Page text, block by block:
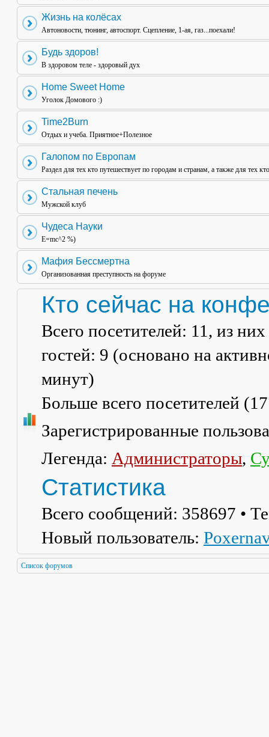
Жизнь на колёсах
Автоновости, тюнинг, автоспорт. Сцепление, 1-ая, газ...поехали!
Будь здоров!
В здоровом теле - здоровый дух
Home Sweet Home
Уголок Домового :)
Time2Burn
Отдых и учеба. Приятное+Полезное
Галопом по Европам
Раздел для тех кто путешествует по городам и странам, а также для тех
Стальная печень
Мужской клуб
Чудеса Науки
E=mc^2 %)
Мафия Бессмертна
Организованная преступность на форуме
Кто сейчас на
Всего посетителей: 11 , из
гостей: 9 (основано на
минут)
Больше всего посетителей (
Зарегистрированные
Легенда: Администраторы,
Статистика
Всего сообщений: 358697 •
Новый пользователь:
Список форумов